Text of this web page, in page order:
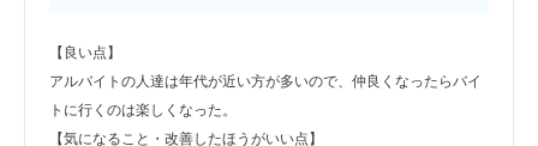
【良い点】
アルバイトの人達は年代が近い方が多いので、仲良くなったらバイ
トに行くのは楽しくなった。
【気になること・改善したほうがいい点】